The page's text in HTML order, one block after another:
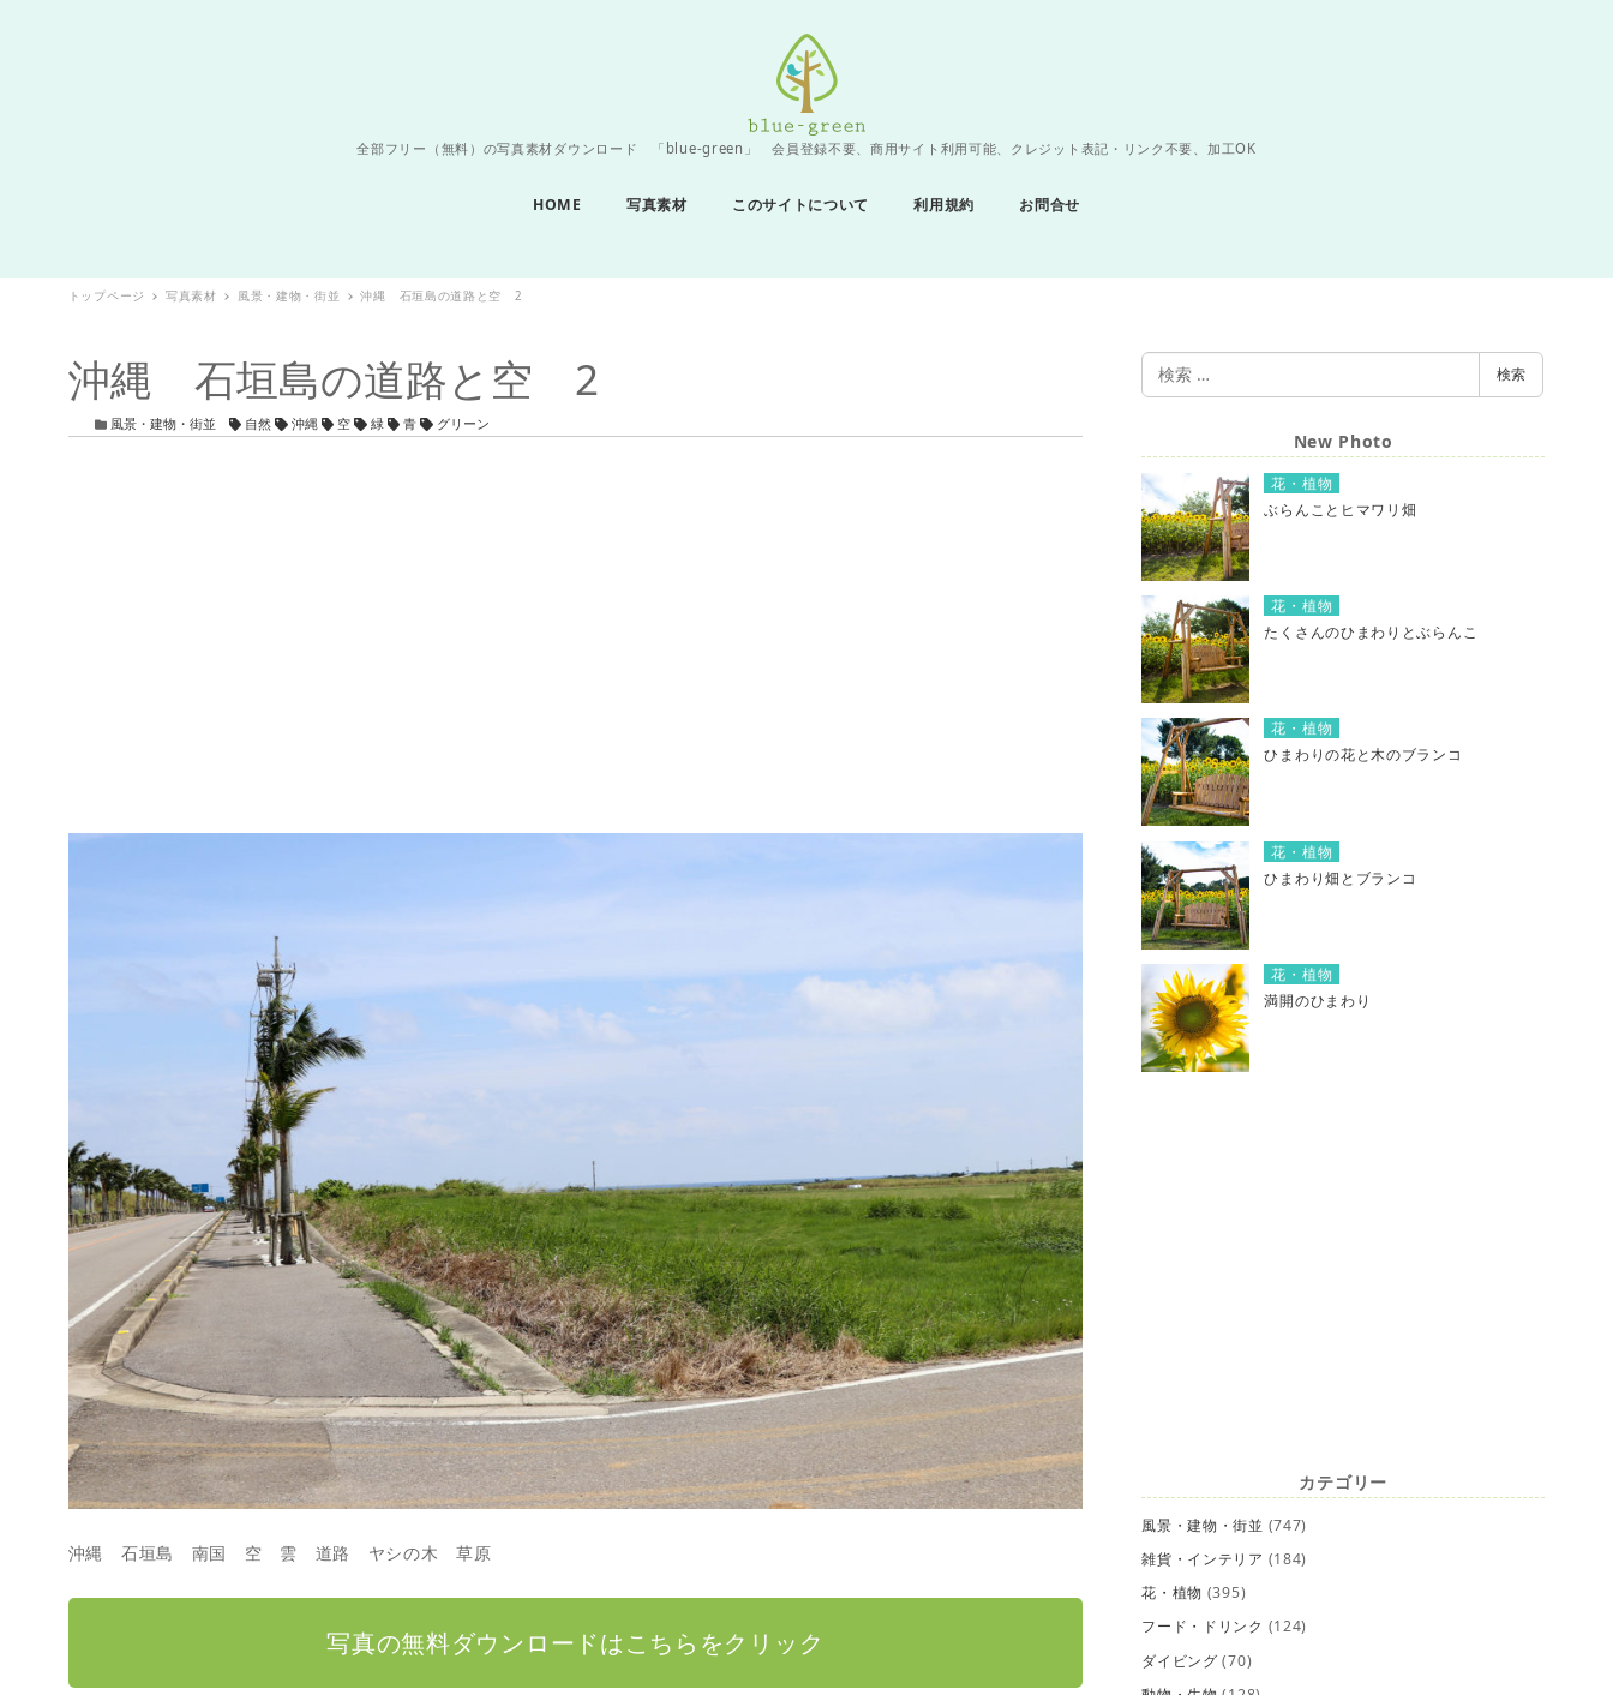
全部フリー（無料）の写真素材ダウンロード 「blue-green」 会員登録不要、商用サイト利用可能、クレジット表記・リンク不要、加工OK
HOME 写真素材 このサイトについて 利用規約 お問合せ
トップページ 写真素材 風景・建物・街並 沖縄 石垣島の道路と空 2
沖縄 石垣島の道路と空 2
カテゴリー
風景・建物・街並 タグ自然 沖縄 空 緑 青 グリーン
沖縄 石垣島 南国 空 雲 道路 ヤシの木 草原
写真の無料ダウンロードはこちらをクリック
検
索
検索
New Photo
花・植物
ぶらんことヒマワリ畑
花・植物
たくさんのひまわりとぶらんこ
花・植物
ひまわりの花と木のブランコ
花・植物
ひまわり畑とブランコ
花・植物
満開のひまわり
カテゴリー
風景・建物・街並 (747)
雑貨・インテリア (184)
花・植物 (395)
フード・ドリンク (124)
ダイビング (70)